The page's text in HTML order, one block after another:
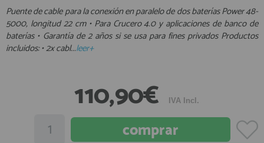
Neveras y Termos
Seguridad
Vela y Maniobra
Submarinismo
AFILIADOS
Área profesionales
Regístrate y aprovecha los descuentos y ventajas de ser
Únete ya a los mas de de 500 Profesionales de la Náutica
registro profesional
Puente de cable para la conexión en paralelo de dos baterías Power 48-
5000, longitud 22 cm • Para Crucero 4.0 y aplicaciones de banco de
baterías • Garantía de 2 años si se usa para fines privados Productos
incluidos: • 2x cabl...leer+
110,90€ IVA Incl.